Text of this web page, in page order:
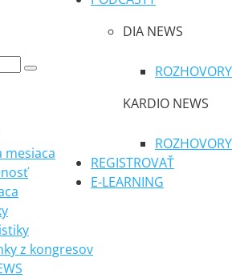
DIA NEWS
ROZHOVORY
KARDIO NEWS
ROZHOVORY
REGISTROVAŤ
E-LEARNING
mesiaca
z kongresov